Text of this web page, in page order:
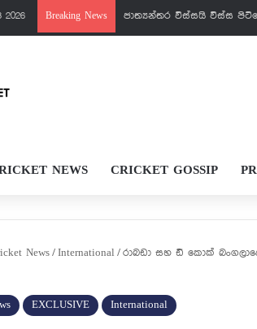
2026 Breaking News පැතුම්ට මරු වැඩක් වෙන්නයි
NEWS CRICKET GOSSIP
News / International / රාබඩා සහ ඩී කොක්
EXCLUSIVE International